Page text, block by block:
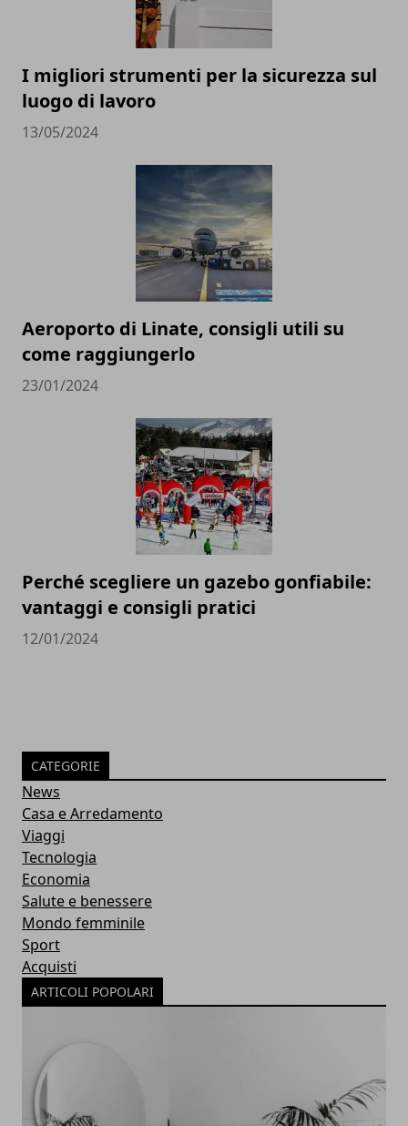
I migliori strumenti per la sicurezza sul
luogo di lavoro
13/05/2024
Aeroporto di Linate, consigli utili su
come raggiungerlo
23/01/2024
Perché scegliere un gazebo gonfiabile:
vantaggi e consigli pratici
12/01/2024
CATEGORIE
News
Casa e Arredamento
Viaggi
Tecnologia
Economia
Salute e benessere
Mondo femminile
Sport
Acquisti
ARTICOLI POPOLARI